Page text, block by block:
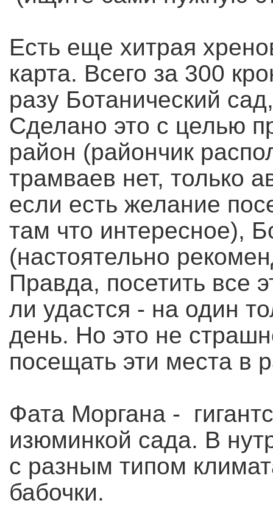
Есть еще хитрая
карта. Всего за 300
разу Ботанический
Сделано это с целью
район (райончик
трамваев нет, только
если есть желание
там что интересное),
(настоятельно
Правда, посетить все
ли удастся - на один
день. Но это не
посещать эти места в
Фата Моргана -
изюминкой сада. В
с разным типом
бабочки.